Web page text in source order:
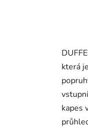
která
kapes